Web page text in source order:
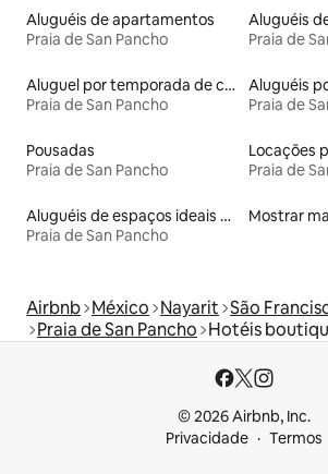
Aluguéis de apartamentos
Praia de San Pancho
Praia de
Aluguel por temporada de casas de hóspedes
Praia de San Pancho
Praia de
Pousadas
Praia de San Pancho
Praia de
Aluguéis de espaços ideais para famílias
Praia de San Pancho
Mostrar
Airbnb México Nayarit São
Praia de San Pancho Hotéis
© 2026 Airbnb, Inc.
Privacidade
Termos